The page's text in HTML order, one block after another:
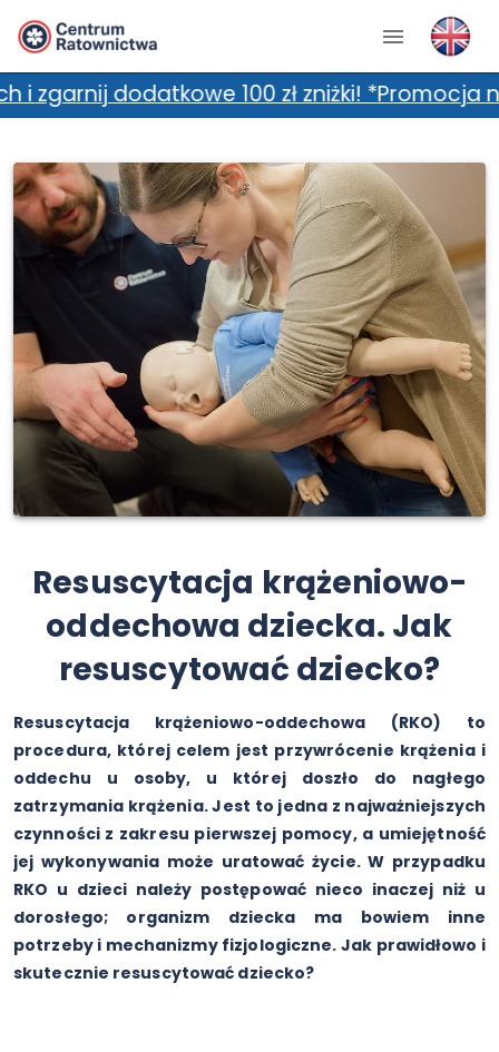
dodatkowe 100 zł zniżki! *Promocja nie
Resuscytacja krążeniowo-
oddechowa dziecka. Jak
resuscytować dziecko?
Resuscytacja krążeniowo-oddechowa (RKO) to
procedura, której celem jest przywrócenie krążenia i
oddechu u osoby, u której doszło do nagłego
zatrzymania krążenia. Jest to jedna z najważniejszych
czynności z zakresu pierwszej pomocy, a umiejętność
jej wykonywania może uratować życie. W przypadku
RKO u dzieci należy postępować nieco inaczej niż u
dorosłego; organizm dziecka ma bowiem inne
potrzeby i mechanizmy fizjologiczne. Jak prawidłowo i
skutecznie resuscytować dziecko?